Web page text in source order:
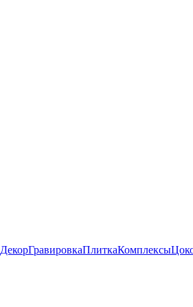
ДекорГравировкаПлиткаКомплексы